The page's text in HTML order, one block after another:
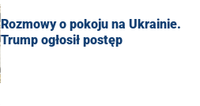
Rozmowy o pokoju na Ukrainie.
Trump ogłosił postęp